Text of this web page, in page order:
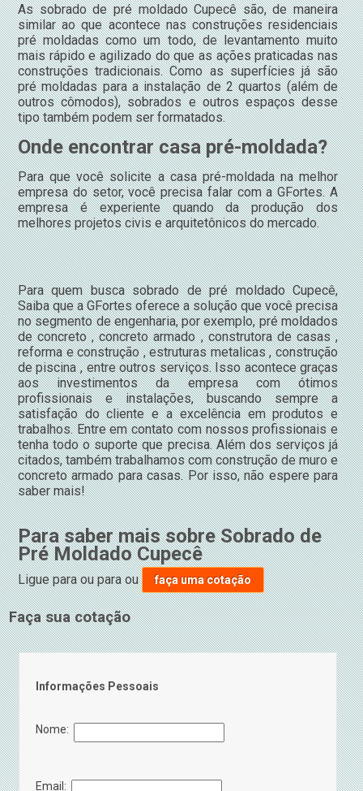
As sobrado de pré moldado Cupecê são, de maneira
similar ao que acontece nas construções residenciais
pré moldadas como um todo, de levantamento muito
mais rápido e agilizado do que as ações praticadas nas
construções tradicionais. Como as superfícies já são
pré moldadas para a instalação de 2 quartos (além de
outros cômodos), sobrados e outros espaços desse
tipo também podem ser formatados.
Onde encontrar casa pré-moldada?
Para que você solicite a casa pré-moldada na melhor
empresa do setor, você precisa falar com a GFortes. A
empresa é experiente quando da produção dos
melhores projetos civis e arquitetônicos do mercado.
Para quem busca sobrado de pré moldado Cupecê,
Saiba que a GFortes oferece a solução que você precisa
no segmento de engenharia, por exemplo, pré moldados
de concreto , concreto armado , construtora de casas ,
reforma e construção , estruturas metalicas , construção
de piscina , entre outros serviços. Isso acontece graças
aos investimentos da empresa com ótimos
profissionais e instalações, buscando sempre a
satisfação do cliente e a excelência em produtos e
trabalhos. Entre em contato com nossos profissionais e
tenha todo o suporte que precisa. Além dos serviços já
citados, também trabalhamos com construção de muro e
concreto armado para casas. Por isso, não espere para
saber mais!
Para saber mais sobre Sobrado de
Pré Moldado Cupecê
Ligue paraou paraou faça uma cotação
Faça sua cotação
Informações Pessoais
Nome:
Email: